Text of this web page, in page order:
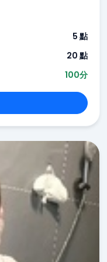
5 點
20 點
100分